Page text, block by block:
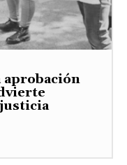
aprobación